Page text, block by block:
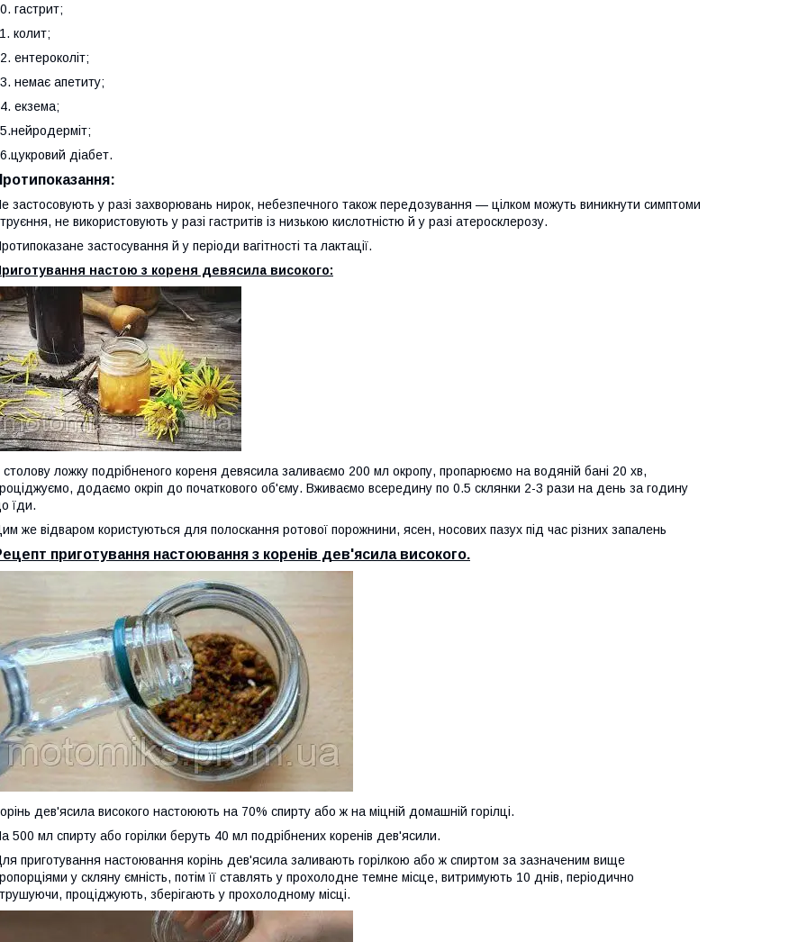
гастрит;
колит;
ентероколіт;
немає апетиту;
екзема;
діабет.
застосовують у разі захворювань нирок, небезпечного також передозування — цілком можуть виникнути симптоми
не використовують у разі гастритів із низькою кислотністю й у разі атеросклерозу.
застосування й у періоди вагітності та лактації.
настою з кореня девясила високого:
столову ложку подрібненого кореня девясила заливаємо 200 мл окропу, пропарюємо на водяній бані 20 хв,
додаємо окріп до початкового об'єму. Вживаємо всередину по 0.5 склянки 2-3 рази на день за годину
їди.
же відваром користуються для полоскання ротової порожнини, ясен, носових пазух під час різних запалень
приготування настоювання з коренів дев'ясила високого.
дев'ясила високого настоюють на 70% спирту або ж на міцній домашній горілці.
500 мл спирту або горілки беруть 40 мл подрібнених коренів дев'ясили.
приготування настоювання корінь дев'ясила заливають горілкою або ж спиртом за зазначеним вище
у скляну ємність, потім її ставлять у прохолодне темне місце, витримують 10 днів, періодично
проціджують, зберігають у прохолодному місці.